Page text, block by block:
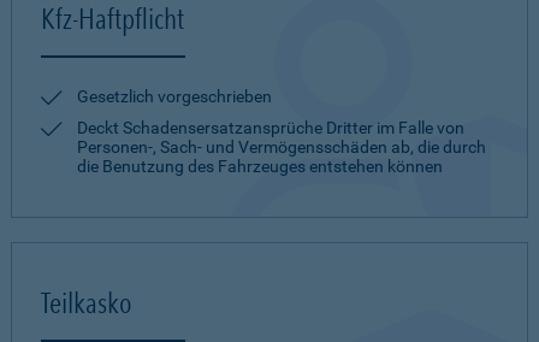
Kfz-Haftpflicht
Gesetzlich vorgeschrieben
Deckt Schadensersatzansprüche Dritter im Falle von
Personen-, Sach- und Vermögensschäden ab, die durch
die Benutzung des Fahrzeuges entstehen können
Teilkasko